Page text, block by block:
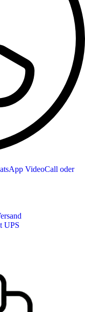
VideoCall oder
UPS